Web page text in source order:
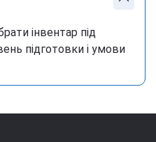
інвентар під
підготовки і умови